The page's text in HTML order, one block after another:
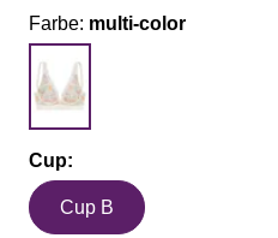
Farbe: multi-color
Cup:
Cup B